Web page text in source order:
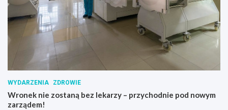
WYDARZENIA ZDROWIE
Wronek nie zostaną bez lekarzy – przychodnie pod nowym
zarządem!